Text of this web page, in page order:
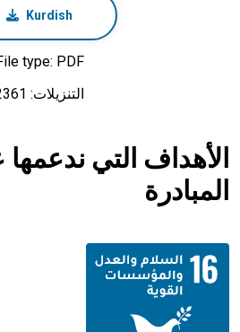
Kurdish
type: PDF
التنزيلات: 2361
الأهداف التي
المبادرة